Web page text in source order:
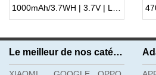
1000mAh/3.7WH | 3.7V | Li-ion ...
Le meilleur de nos catégories